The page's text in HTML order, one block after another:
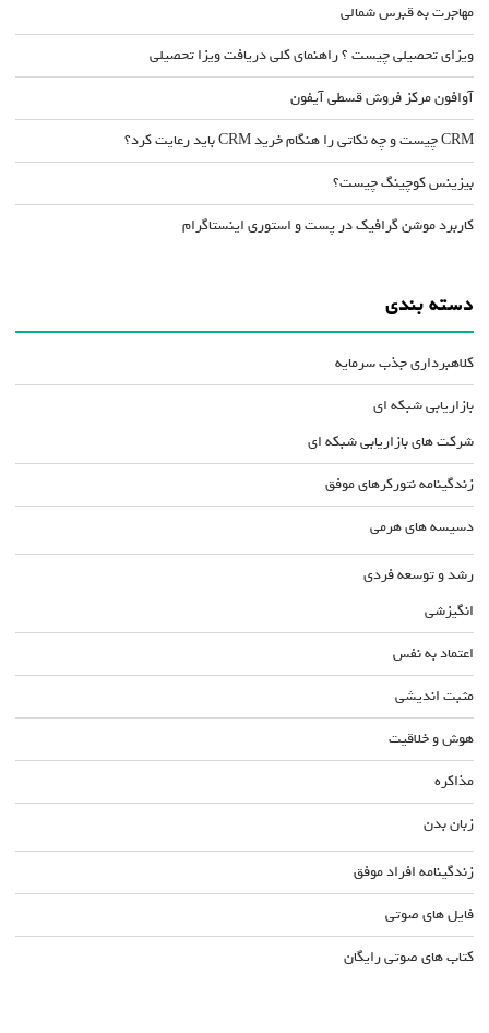
مهاجرت به قبرس شمالی
ویزای تحصیلی چیست ؟ راهنمای کلی دریافت ویزا تحصیلی
آوافون مرکز فروش قسطی آیفون
CRM چیست و چه نکاتی را هنگام خرید CRM باید رعایت کرد؟
بیزینس کوچینگ چیست؟
کاربرد موشن گرافیک در پست و استوری اینستاگرام
دسته بندی
کلاهبرداری جذب سرمایه
بازاریابی شبکه ای
شرکت های بازاریابی شبکه ای
زندگینامه نتورکرهای موفق
دسیسه های هرمی
رشد و توسعه فردی
انگیزشی
اعتماد به نفس
مثبت اندیشی
هوش و خلاقیت
مذاکره
زبان بدن
زندگینامه افراد موفق
فایل های صوتی
کتاب های صوتی رایگان